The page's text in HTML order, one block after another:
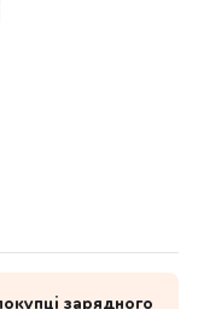
зарядного